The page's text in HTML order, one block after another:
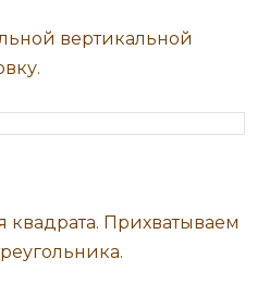
вертикальной
Прихватываем